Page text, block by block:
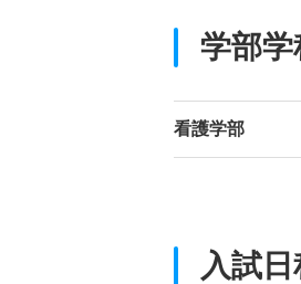
学部
看護学部
入試